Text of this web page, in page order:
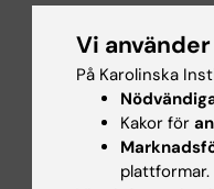
i
Vi
På Karolinska
Kakor för
plattformar.